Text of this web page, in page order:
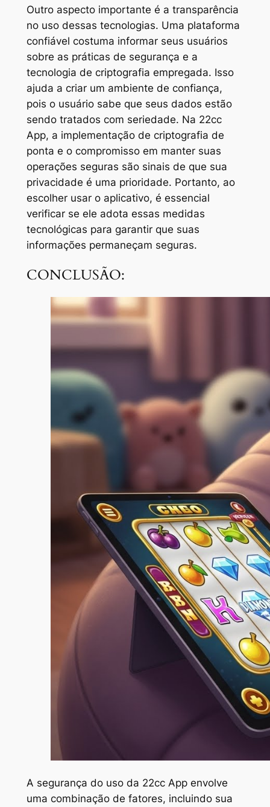
Outro aspecto importante é a transparência
no uso dessas tecnologias. Uma plataforma
confiável costuma informar seus usuários
sobre as práticas de segurança e a
tecnologia de criptografia empregada. Isso
ajuda a criar um ambiente de confiança,
pois o usuário sabe que seus dados estão
sendo tratados com seriedade. Na 22cc
App, a implementação de criptografia de
ponta e o compromisso em manter suas
operações seguras são sinais de que sua
privacidade é uma prioridade. Portanto, ao
escolher usar o aplicativo, é essencial
verificar se ele adota essas medidas
tecnológicas para garantir que suas
informações permaneçam seguras.
CONCLUSÃO:
A segurança do uso da 22cc App envolve
uma combinação de fatores, incluindo sua